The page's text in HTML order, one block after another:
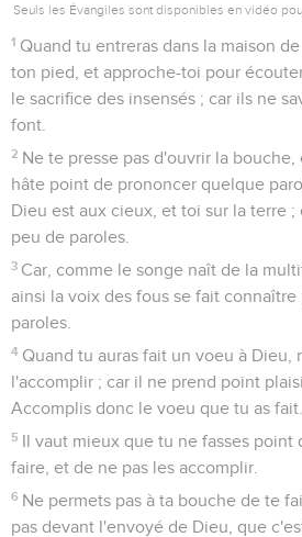
Seuls les Évangiles sont disponibles en vidéo
1 Quand tu entreras dans la maison
ton pied, et approche-toi pour
le sacrifice des insensés ; car ils ne
font.
2 Ne te presse pas d'ouvrir la
hâte point de prononcer quelque
Dieu est aux cieux, et toi sur la terre
peu de paroles.
3 Car, comme le songe naît de la
ainsi la voix des fous se fait
paroles.
4 Quand tu auras fait un voeu à
l'accomplir ; car il ne prend point
Accomplis donc le voeu que tu as fait.
5 Il vaut mieux que tu ne fasses point
faire, et de ne pas les accomplir.
6 Ne permets pas à ta bouche de te
pas devant l'envoyé de Dieu, que